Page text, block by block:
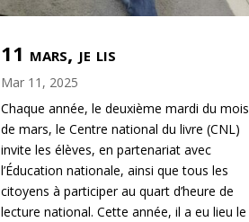
11 mars, je lis
Mar 11, 2025
Chaque année, le deuxième mardi du mois
de mars, le Centre national du livre (CNL)
invite les élèves, en partenariat avec
l’Éducation nationale, ainsi que tous les
citoyens à participer au quart d’heure de
lecture national. Cette année, il a eu lieu le